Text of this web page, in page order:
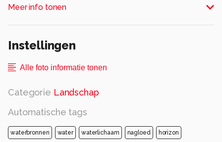
Alle rechten voorbehouden
Meer info tonen
Instellingen
Alle foto informatie tonen
Categorie Landschap
Automatische tags
waterbronnen water waterlichaam nagloed horizon